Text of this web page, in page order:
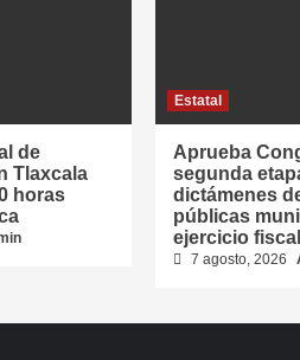
de
Tlaxcala
horas
Estatal
Aprueba
segunda
dictámenes
públicas
ejercicio
7 agosto, 2026